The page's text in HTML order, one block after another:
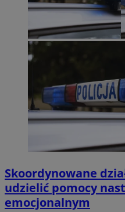
Skoordynowane
udzielić pomocy
emocjonalnym